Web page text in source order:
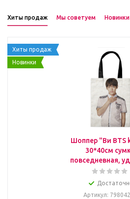
Хиты продаж Мы советуем Новинки
Хиты продаж
Новинки
Шоппер "Ви BTS
30*40см
повседневная,
Артикул: